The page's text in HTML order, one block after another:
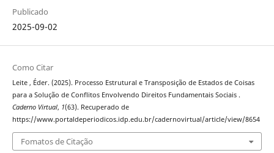
Publicado
2025-09-02
Como Citar
Leite , Éder. (2025). Processo Estrutural e Transposição de Estados de Coisas
para a Solução de Conflitos Envolvendo Direitos Fundamentais Sociais .
Caderno Virtual, 1(63). Recuperado de
https://www.portaldeperiodicos.idp.edu.br/cadernovirtual/article/view/8654
Fomatos de Citação